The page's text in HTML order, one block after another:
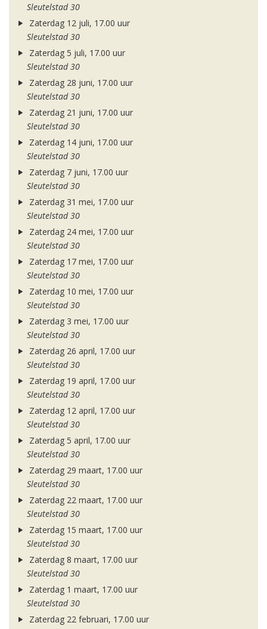
Sleutelstad 30
Zaterdag 12 juli, 17.00 uur
Sleutelstad 30
Zaterdag 5 juli, 17.00 uur
Sleutelstad 30
Zaterdag 28 juni, 17.00 uur
Sleutelstad 30
Zaterdag 21 juni, 17.00 uur
Sleutelstad 30
Zaterdag 14 juni, 17.00 uur
Sleutelstad 30
Zaterdag 7 juni, 17.00 uur
Sleutelstad 30
Zaterdag 31 mei, 17.00 uur
Sleutelstad 30
Zaterdag 24 mei, 17.00 uur
Sleutelstad 30
Zaterdag 17 mei, 17.00 uur
Sleutelstad 30
Zaterdag 10 mei, 17.00 uur
Sleutelstad 30
Zaterdag 3 mei, 17.00 uur
Sleutelstad 30
Zaterdag 26 april, 17.00 uur
Sleutelstad 30
Zaterdag 19 april, 17.00 uur
Sleutelstad 30
Zaterdag 12 april, 17.00 uur
Sleutelstad 30
Zaterdag 5 april, 17.00 uur
Sleutelstad 30
Zaterdag 29 maart, 17.00 uur
Sleutelstad 30
Zaterdag 22 maart, 17.00 uur
Sleutelstad 30
Zaterdag 15 maart, 17.00 uur
Sleutelstad 30
Zaterdag 8 maart, 17.00 uur
Sleutelstad 30
Zaterdag 1 maart, 17.00 uur
Sleutelstad 30
Zaterdag 22 februari, 17.00 uur